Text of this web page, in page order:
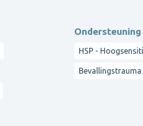
Ondersteuning
HSP -
Bevallingstrauma